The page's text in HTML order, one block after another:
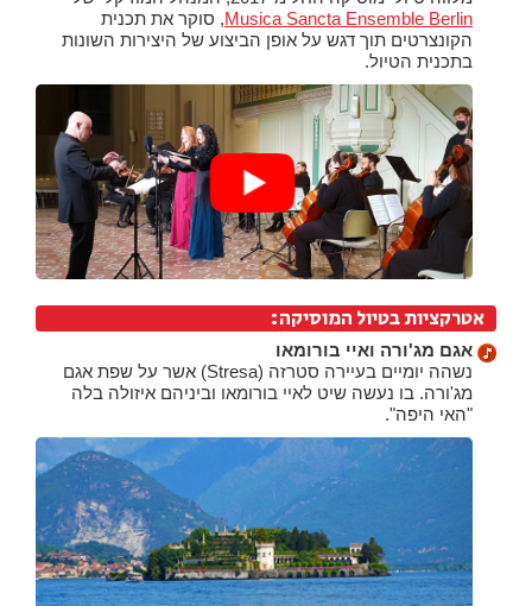
Musica Sancta Ensemble Berlin, סוקר את תכנית
הקונצרטים תוך דגש על אופן הביצוע של היצירות השונות
בתכנית הטיול.
אטרקציות בטיול המוסיקה:
אגם מג'ורה ואיי בורומאו
נשהה יומיים בעיירה סטרזה (Stresa) אשר על שפת אגם
מג'ורה. בו נעשה שיט לאיי בורומאו וביניהם איזולה בלה
"האי היפה".